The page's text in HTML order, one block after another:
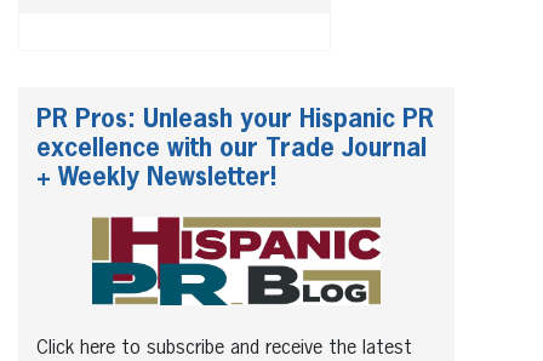
PR Pros: Unleash your Hispanic PR
excellence with our Trade Journal
+ Weekly Newsletter!
Click here to subscribe and receive the latest